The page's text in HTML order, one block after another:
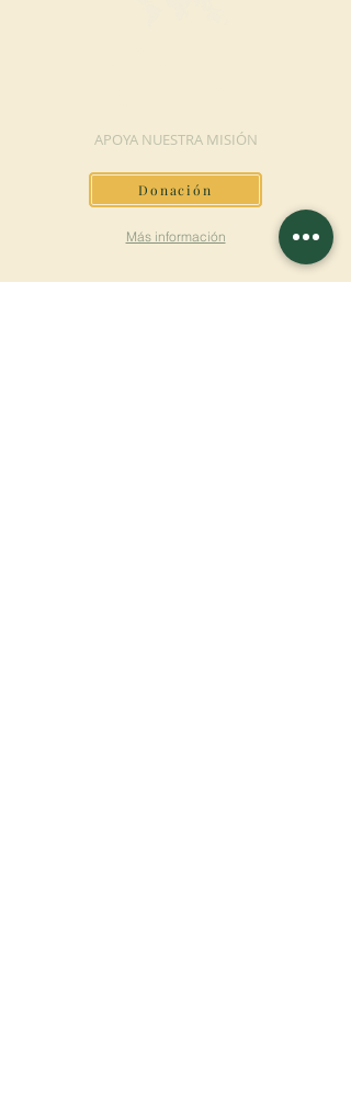
APOYA NUESTRA MISIÓN
Donación
Más información